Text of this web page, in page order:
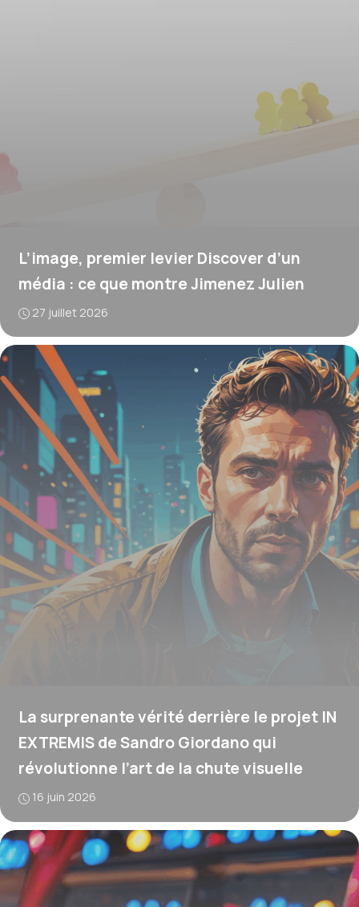
L’image, premier levier Discover d’un
média : ce que montre Jimenez Julien
27 juillet 2026
La surprenante vérité derrière le projet IN
EXTREMIS de Sandro Giordano qui
révolutionne l’art de la chute visuelle
16 juin 2026